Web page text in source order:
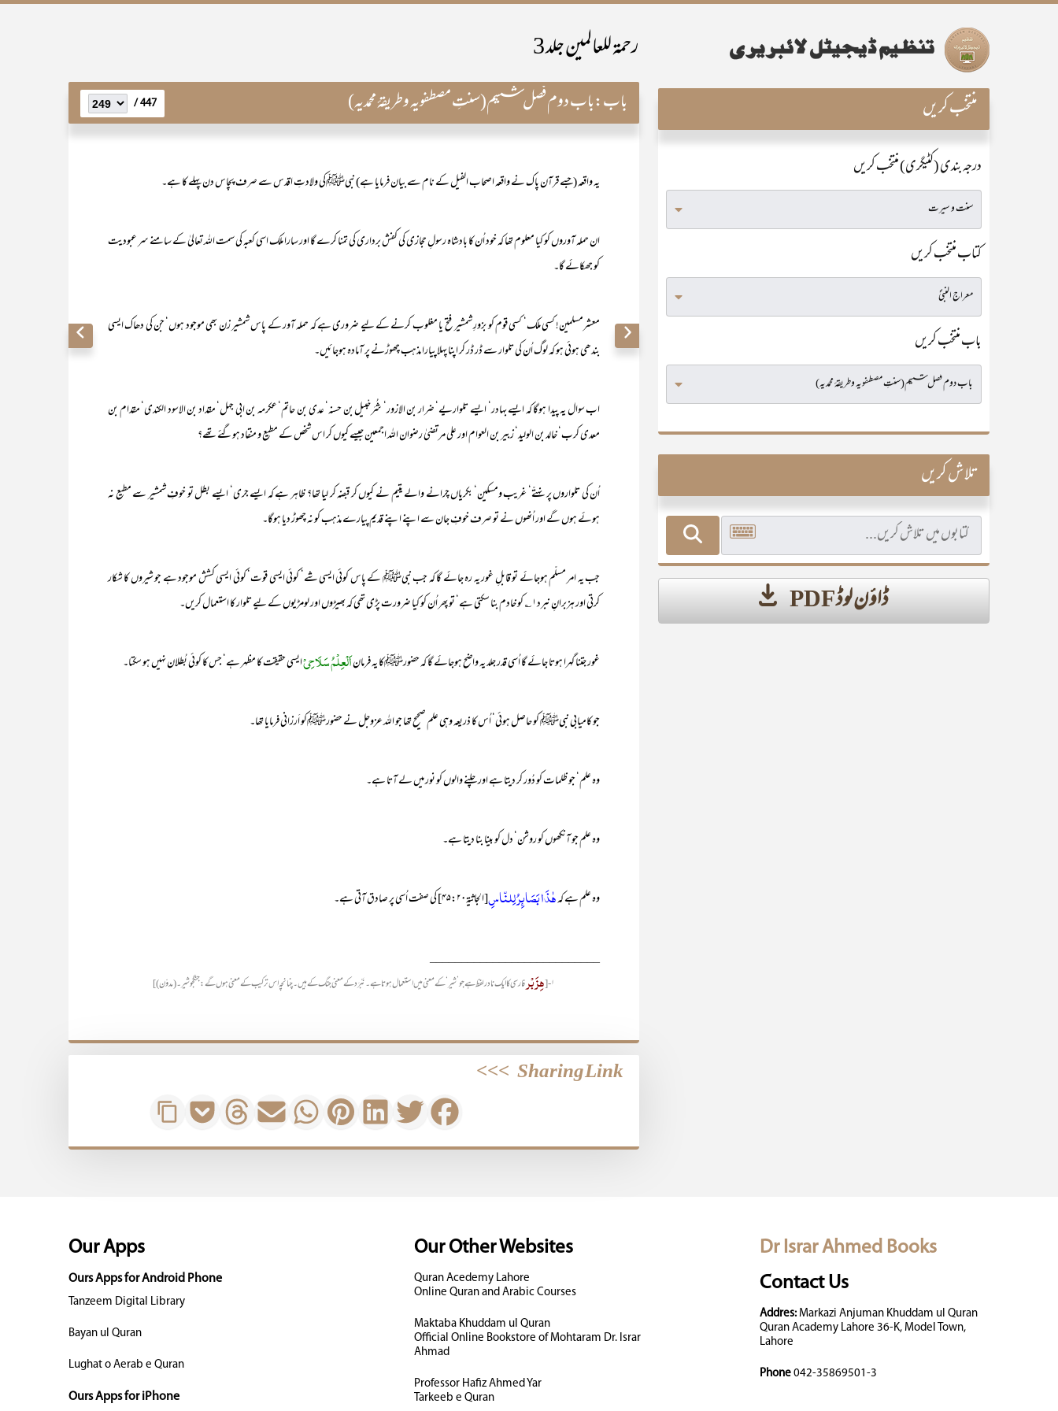
رحمۃ للعالمین جلد 3
باب:باب دوم فصل ششم(سنتِ مصطفویہ وطریقۂ محمدیہ) 447 /
یہ واقعہ (جسے قرآن پاک نے واقعہ اصحاب الفیل کے نام سے بیان فرمایا ہے) نبیﷺکی ولادتِ اقدس سے صرف پچاس دن پہلے کا ہے۔
ان حملہ آوروں کو کیا معلوم تھا کہ خود اُن کا بادشاہ رسولِ حجازی کی کفش برداری کی تمنا کرے گا اور سارا ملک اسی کعبہ کی سمت اللہ تعالیٰ کے سامنے سر عبودیت
کو جھکائے گا۔
معشرمسلمین! کسی ملک‘ کسی قوم کو بزورِ شمشیر فتح یا مغلوب کرنے کے لیے ضروری ہے کہ حملہ آور کے پاس شمشیر زن بھی موجود ہوں‘ جن کی دھاک ایسی
بندھی ہوئی ہو کہ لوگ اُن کی تلوار سے ڈر ڈر کر اپنا پہلا پیارا مذہب چھوڑنے پر آمادہ ہوجائیں۔
اب سوال یہ پیدا ہوگا کہ ایسے بہادر‘ ایسے تلواریے‘ ضرار بن الازور‘ شُرَحْبیل بن حسنہ‘ عدی بن حاتم‘ عکرمہ بن ابی جہل‘ مقداد بن الاسود الکندی‘ مقدام بن
معدی کرب‘ خالد بن الولید‘ زبیر بن العوام اور علی مرتضیٰ رضوان اللہ اجمعین جیسے کیوں کر اس شخص کے مطیع و منقاد ہوگئے تھے؟
اُن کی تلواروں پر نہتّے‘ غریب ومسکین‘ بکریاں چرانے والے یتیم نے کیوں کر قبضہ کر لیا تھا؟ ظاہر ہے کہ ایسے جری‘ ایسے بطل تو خوفِ شمشیر سے مطیع نہ
ہوئے ہوں گے اور اُنھوں نے تو صرف خوفِ جان سے اپنے اپنے قدیم پیارے مذہب کو نہ چھوڑ دیا ہوگا۔
جب یہ امر مسلّم ہوجائے تو قابلِ غور یہ رہ جائے گا کہ جب نبیﷺ کے پاس کوئی ایسی شے‘ کوئی ایسی قوت‘ کوئی ایسی کشش موجود ہے جو شیروں کا شکار
کرتی اور ہزبرانِ نبرد۱؎ کو خادم بنا سکتی ہے‘ تو پھر اُن کو کیا ضرورت پڑی تھی کہ بھیڑوں اور لومڑیوں کے لیے تلوار کا استعمال کریں۔
غور جتنا گہرا ہوتا جائے گا اُسی قدر جلد یہ واضح ہوجائے گا کہ حضورﷺکا یہ فرماناَلْعِلْمُ سَلَاحِیْایسی حقیقت کا مظہر ہے‘ جس کا کوئی بُطلان نہیں ہو سکتا۔
جو کامیابی نبیﷺ کو حاصل ہوئی‘ اُس کا ذریعہ وہی علم صحیح تھا جو اللہ عزوجل نے حضورﷺکو اَرزانی فرمایا تھا۔
وہ علم‘ جو ظلمات کو دُور کر دیتا ہے اور چلنے والوں کو نور میں لے آتا ہے۔
وہ علم جو آنکھوں کو روشن‘ دل کو بینا بنا دیتا ہے۔
وہ علم ہے کہھٰذَا بَصَائِرُ لِلنّاسِ[الجاثیۃ۴۵:۲۰] کی صفت اُسی پر صادق آتی ہے۔
___________________________
۱- [ ہِزَبْرفارسی کا ایک نادر لفظ ہے جو ’شیر‘ کے معنی میں استعمال ہوتا ہے۔ نَبْرَد کے معنی جنگ کے ہیں۔ چنانچہ اس ترکیب کے معنی ہوں گے: جنگجو شیر۔ (مدوّن)]
Sharing Link
>>>
منتخب کریں
درجہ بندی (کٹیگری) منتخب کریں
کتاب منتخب کریں
باب منتخب کریں
تلاش کریں
ڈاؤن لوڈ PDF
Dr Israr Ahmed Books
Contact Us
Addres:Markazi Anjuman Khuddam ul Quran
Quran Academy Lahore 36-K, Model Town,
Lahore
Phone 042-35869501-3
Our Other Websites
Quran Acedemy Lahore
Online Quran and Arabic Courses
Maktaba Khuddam ul Quran
Official Online Bookstore of Mohtaram Dr. Israr
Ahmad
Professor Hafiz Ahmed Yar
Tarkeeb e Quran
Our Apps
Ours Apps for Android Phone
Tanzeem Digital Library
Bayan ul Quran
Lughat o Aerab e Quran
Ours Apps for iPhone